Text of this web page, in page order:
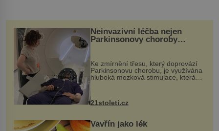
Neinvazivní léčba nejen
Parkinsonovy choroby
Ke zmírnění třesu, který doprovází
Parkinsonovu chorobu, je využívána
hluboká mozková stimulace, která
však vyžaduje vysoce invazivní
zákrok. Ultrazvuk zase není vhodný
k dostatečně přesnému zacílení ...
21stoleti.cz
Vavřín jako lék